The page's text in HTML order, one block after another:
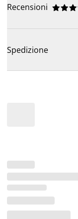
Recensioni 



Spedizione